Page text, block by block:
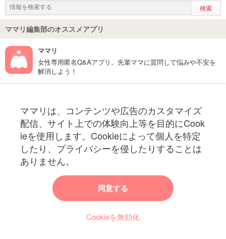
ママリ編集部のオススメアプリ
ママリ
女性専用匿名Q&Aアプリ。先輩ママに質問して悩みや不安を
解消しよう！
ママリは、コンテンツや広告のカスタマイズ
配信、サイト上での体験向上等を目的にCook
ieを使用します。Cookieによって個人を特定
したり、プライバシーを侵したりすることは
ありません。
同意する
Cookieを無効化
妊娠〜子育て中のお役立ち情報を配信中
ママリからのお知らせ
今ママリで読みたい記事は何ですか？
ママリ編集部がみなさんのご意見をもとに記事を作成させていただきま